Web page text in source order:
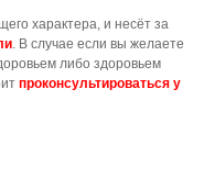
характера, и несёт за
. В случае если вы желаете
либо здоровьем
проконсультироваться у